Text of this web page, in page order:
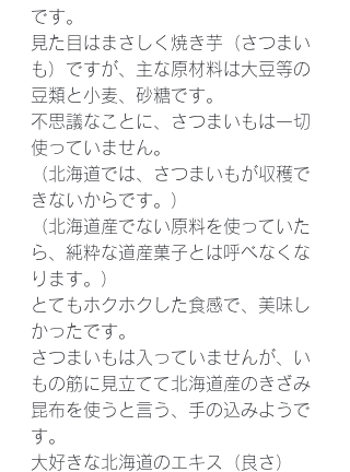
です。
見た目はまさしく焼き芋（さつまい
も）ですが、主な原材料は大豆等の
豆類と小麦、砂糖です。
不思議なことに、さつまいもは一切
使っていません。
（北海道では、さつまいもが収穫で
きないからです。）
（北海道産でない原料を使っていた
ら、純粋な道産菓子とは呼べなくな
ります。）
とてもホクホクした食感で、美味し
かったです。
さつまいもは入っていませんが、い
もの筋に見立てて北海道産のきざみ
昆布を使うと言う、手の込みようで
す。
大好きな北海道のエキス（良さ）